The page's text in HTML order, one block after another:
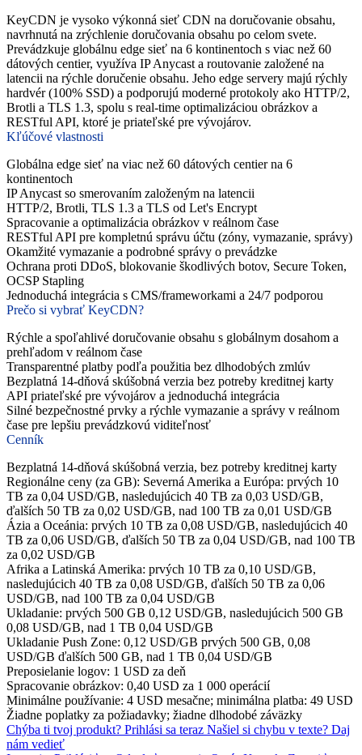
KeyCDN je vysoko výkonná sieť CDN na doručovanie obsahu,
navrhnutá na zrýchlenie doručovania obsahu po celom svete.
Prevádzkuje globálnu edge sieť na 6 kontinentoch s viac než 60
dátových centier, využíva IP Anycast a routovanie založené na
latencii na rýchle doručenie obsahu. Jeho edge servery majú rýchly
hardvér (100% SSD) a podporujú moderné protokoly ako HTTP/2,
Brotli a TLS 1.3, spolu s real-time optimalizáciou obrázkov a
RESTful API, ktoré je priateľské pre vývojárov.
Kľúčové vlastnosti
Globálna edge sieť na viac než 60 dátových centier na 6
kontinentoch
IP Anycast so smerovaním založeným na latencii
HTTP/2, Brotli, TLS 1.3 a TLS od Let's Encrypt
Spracovanie a optimalizácia obrázkov v reálnom čase
RESTful API pre kompletnú správu účtu (zóny, vymazanie, správy)
Okamžité vymazanie a podrobné správy o prevádzke
Ochrana proti DDoS, blokovanie škodlivých botov, Secure Token,
OCSP Stapling
Jednoduchá integrácia s CMS/frameworkami a 24/7 podporou
Prečo si vybrať KeyCDN?
Rýchle a spoľahlivé doručovanie obsahu s globálnym dosahom a
prehľadom v reálnom čase
Transparentné platby podľa použitia bez dlhodobých zmlúv
Bezplatná 14-dňová skúšobná verzia bez potreby kreditnej karty
API priateľské pre vývojárov a jednoduchá integrácia
Silné bezpečnostné prvky a rýchle vymazanie a správy v reálnom
čase pre lepšiu prevádzkovú viditeľnosť
Cenník
Bezplatná 14-dňová skúšobná verzia, bez potreby kreditnej karty
Regionálne ceny (za GB): Severná Amerika a Európa: prvých 10
TB za 0,04 USD/GB, nasledujúcich 40 TB za 0,03 USD/GB,
ďalších 50 TB za 0,02 USD/GB, nad 100 TB za 0,01 USD/GB
Ázia a Oceánia: prvých 10 TB za 0,08 USD/GB, nasledujúcich 40
TB za 0,06 USD/GB, ďalších 50 TB za 0,04 USD/GB, nad 100 TB
za 0,02 USD/GB
Afrika a Latinská Amerika: prvých 10 TB za 0,10 USD/GB,
nasledujúcich 40 TB za 0,08 USD/GB, ďalších 50 TB za 0,06
USD/GB, nad 100 TB za 0,04 USD/GB
Ukladanie: prvých 500 GB 0,12 USD/GB, nasledujúcich 500 GB
0,08 USD/GB, nad 1 TB 0,04 USD/GB
Ukladanie Push Zone: 0,12 USD/GB prvých 500 GB, 0,08
USD/GB ďalších 500 GB, nad 1 TB 0,04 USD/GB
Preposielanie logov: 1 USD za deň
Spracovanie obrázkov: 0,40 USD za 1 000 operácií
Minimálne používanie: 4 USD mesačne; minimálna platba: 49 USD
Žiadne poplatky za požiadavky; žiadne dlhodobé záväzky
Chýba ti tvoj produkt? Prihlási sa teraz Našiel si chybu v texte? Daj
nám vedieť